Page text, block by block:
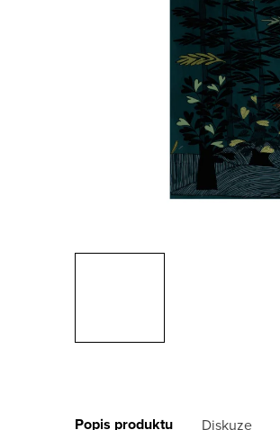
Popis produktu Diskuze